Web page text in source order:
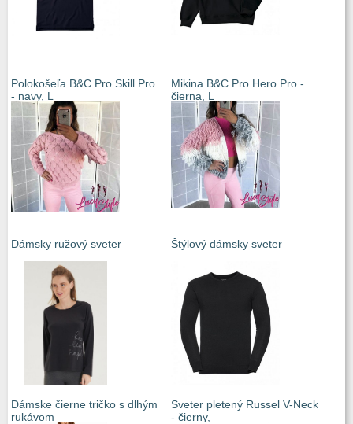
Polokošeľa B&C Pro Skill Pro
- navy, L
Mikina B&C Pro Hero Pro -
čierna, L
Dámsky ružový sveter Štýlový dámsky sveter
Dámske čierne tričko s dlhým
rukávom
Sveter pletený Russel V-Neck
- čierny,